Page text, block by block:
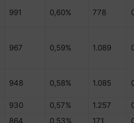
991 0,60% 778
967 0,59% 1.089
948 0,58% 1.085
930 0,57% 1.257
864 0,53% 171